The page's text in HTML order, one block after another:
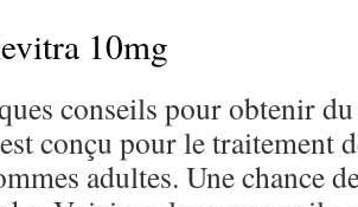
10mg
conseils pour obtenir
conçu pour le traitement
adultes. Une chance